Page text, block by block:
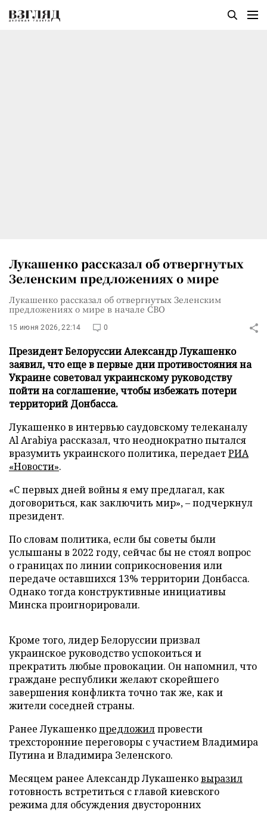
Лукашенко рассказал об отвергнутых
Зеленским предложениях о мире
Лукашенко рассказал об отвергнутых Зеленским
предложениях о мире в начале СВО
15 июня 2026, 22:14 0
Президент Белоруссии Александр Лукашенко
заявил, что еще в первые дни противостояния на
Украине советовал украинскому руководству
пойти на соглашение, чтобы избежать потери
территорий Донбасса.
Лукашенко в интервью саудовскому телеканалу
Al Arabiya рассказал, что неоднократно пытался
вразумить украинского политика, передаетРИА
«Новости».
«С первых дней войны я ему предлагал, как
договориться, как заключить мир», – подчеркнул
президент.
По словам политика, если бы советы были
услышаны в 2022 году, сейчас бы не стоял вопрос
о границах по линии соприкосновения или
передаче оставшихся 13% территории Донбасса.
Однако тогда конструктивные инициативы
Минска проигнорировали.
Кроме того, лидер Белоруссии призвал
украинское руководство успокоиться и
прекратить любые провокации. Он напомнил, что
граждане республики желают скорейшего
завершения конфликта точно так же, как и
жители соседней страны.
Ранее Лукашенкопредложилпровести
трехсторонние переговоры с участием Владимира
Путина и Владимира Зеленского.
Месяцем ранее Александр Лукашенковыразил
готовность встретиться с главой киевского
режима для обсуждения двусторонних